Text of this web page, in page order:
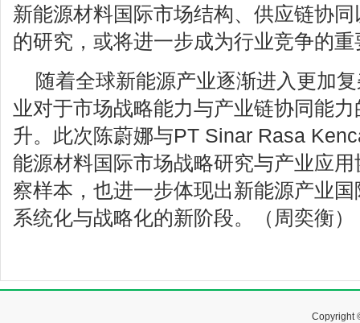
新能源材料国际市场结构、供应链协
的研究，或将进一步成为行业竞争的
随着全球新能源产业逐渐进入更加
业对于市场战略能力与产业链协同能
升。此次陈蔚娜与PT Sinar Rasa
能源材料国际市场战略研究与产业应
察样本，也进一步体现出新能源产业
系统化与战略化的新阶段。（周奕衡）
Copyright